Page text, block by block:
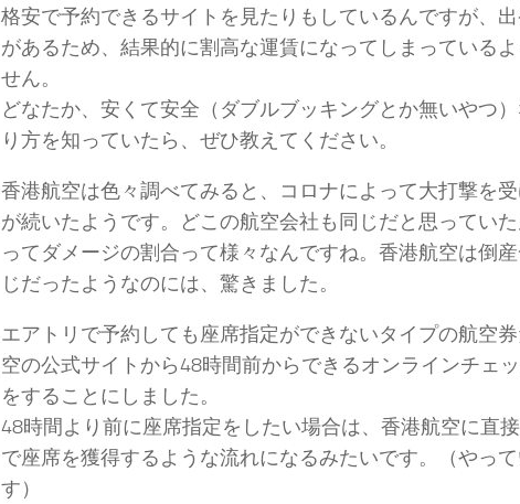
格安で予約できるサイトを見たりもしているんですが、
があるため、結果的に割高な運賃になってしまっている
せん。
どなたか、安くて安全（ダブルブッキングとか無いやつ
り方を知っていたら、ぜひ教えてください。
香港航空は色々調べてみると、コロナによって大打撃を
が続いたようです。どこの航空会社も同じだと思ってい
ってダメージの割合って様々なんですね。香港航空は倒
じだったようなのには、驚きました。
エアトリで予約しても座席指定ができないタイプの航空
空の公式サイトから48時間前からできるオンラインチェ
をすることにしました。
48時間より前に座席指定をしたい場合は、香港航空に直
で座席を獲得するような流れになるみたいです。（やっ
す）